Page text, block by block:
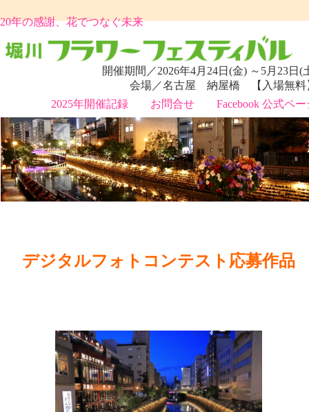
20年の感謝、花でつなぐ未来
開催期間／2026年4月24日(金) ～5月23日(
会場／名古屋 納屋橋 【入場無料
2025年開催記録
お問合せ Facebook 公式ペー
デジタルフォトコンテスト応募作品